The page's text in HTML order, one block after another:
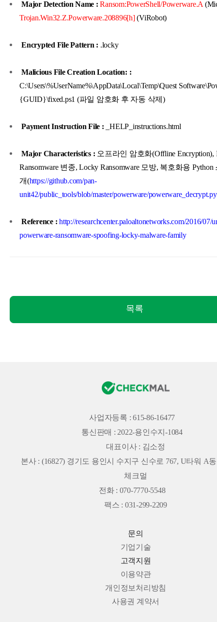
Major Detection Name : Ransom:PowerShell/Powerware.A
Trojan.Win32.Z.Powerware.208896[h] (ViRobot)
Encrypted File Pattern : .locky
Malicious File Creation Location: :
C:\Users\%UserName%\AppData\Local\Temp\Quest
{GUID}\fixed.ps1 (파일 암호화 후 자동 삭제)
Payment Instruction File : _HELP_instructions.html
Major Characteristics : 오프라인 암호화(Offline Encryption),
Ransomware 변종, Locky Ransomware 모방, 복호화용
개(https://github.com/pan-
unit42/public_tools/blob/master/powerware/powerware_decrypt.py
Reference : http://researchcenter.paloaltonetworks.com/2016/07/
powerware-ransomware-spoofing-locky-malware-family
목록
사업자등록 : 615-86-16477
통신판매 : 2022-용인수지-1084
대표이사 : 김소정
본사 : (16827) 경기도 용인시 수지구 신수로 767, U타워 A
체크멀
전화 : 070-7770-5548
팩스 : 031-299-2209
문의
기업기술
고객지원
이용약관
개인정보처리방침
사용권 계약서